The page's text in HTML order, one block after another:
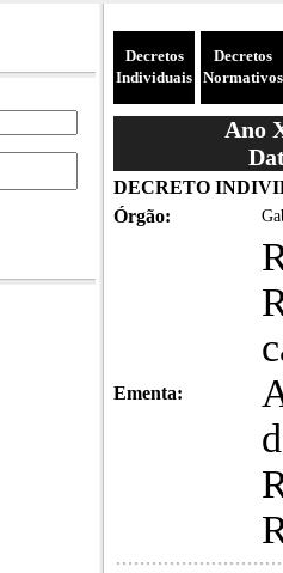
Decretos
Individuais
Decretos
Normativos
Ano
DECRETO
Órgão:
Ementa: